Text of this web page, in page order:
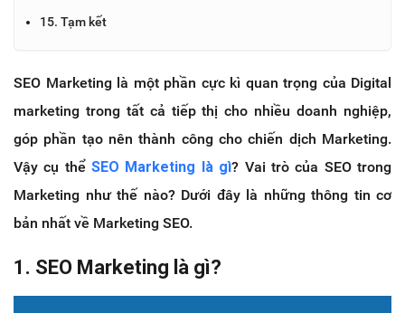
15. Tạm kết
SEO Marketing là một phần cực kì quan trọng của Digital
marketing trong tất cả tiếp thị cho nhiều doanh nghiệp,
góp phần tạo nên thành công cho chiến dịch Marketing.
Vậy cụ thểSEO Marketing là gì? Vai trò của SEO trong
Marketing như thế nào? Dưới đây là những thông tin cơ
bản nhất về Marketing SEO.
1. SEO Marketing là gì?